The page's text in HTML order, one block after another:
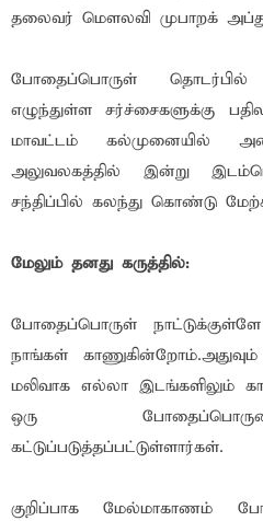
தலைவர் மௌலவி முபாறக்
போதைப்பொருள்
எழுந்துள்ள சர்ச்சைகளுக்கு
மாவட்டம் கல்முனையில்
அலுவலகத்தில் இன்று
சந்திப்பில் கலந்து கொண்டு
மேலும் தனது கருத்தில்:
போதைப்பொருள்
நாங்கள்
மலிவாக எல்லா இடங்களிலும்
ஒரு
கட்டுப்படுத்தப்பட்டுள்ளார்கள்.
குறிப்பாக மேல்மாகாணம்